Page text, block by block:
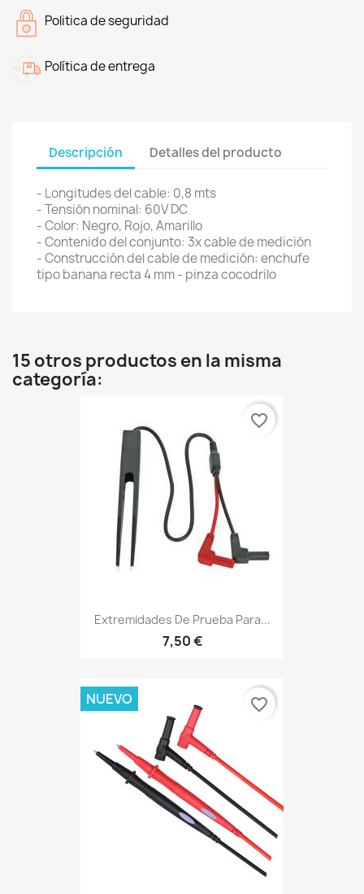
Politica de seguridad
Política de entrega
Descripción Detalles del producto
- Longitudes del cable: 0,8 mts
- Tensión nominal: 60V DC
- Color: Negro, Rojo, Amarillo
- Contenido del conjunto: 3x cable de medición
- Construcción del cable de medición: enchufe
tipo banana recta 4 mm - pinza cocodrilo
15 otros productos en la misma
categoría:
Extremidades De Prueba Para...
7,50 €
favorite_border
NUEVO favorite_border